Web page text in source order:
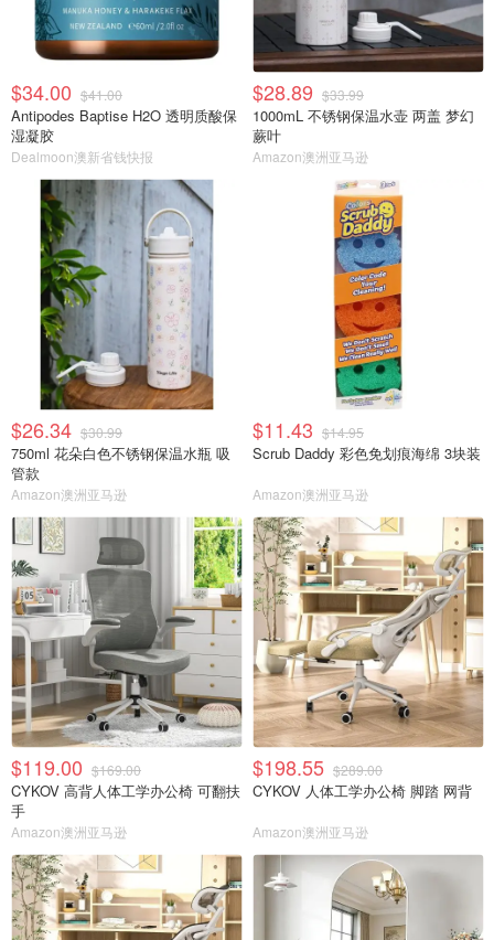
$34.00 $41.00
Antipodes Baptise H2O 透明质酸保
湿凝胶
Dealmoon澳新省钱快报
$28.89 $33.99
1000mL 不锈钢保温水壶 两盖 梦幻
蕨叶
Amazon澳洲亚马逊
$26.34 $30.99
750ml 花朵白色不锈钢保温水瓶 吸
管款
Amazon澳洲亚马逊
$11.43 $14.95
Scrub Daddy 彩色免划痕海绵 3块装
Amazon澳洲亚马逊
$119.00 $169.00
CYKOV 高背人体工学办公椅 可翻扶
手
Amazon澳洲亚马逊
$198.55 $289.00
CYKOV 人体工学办公椅 脚踏 网背
Amazon澳洲亚马逊